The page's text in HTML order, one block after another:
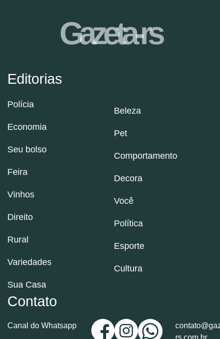
Editorias
Polícia
Economia
Seu bolso
Feira
Vinhos
Direito
Rural
Variedades
Sua Casa
Beleza
Pet
Comportamento
Decora
Você
Política
Esporte
Cultura
Contato
Canal do Whatsapp
rs.com.br
Gazeta-rs